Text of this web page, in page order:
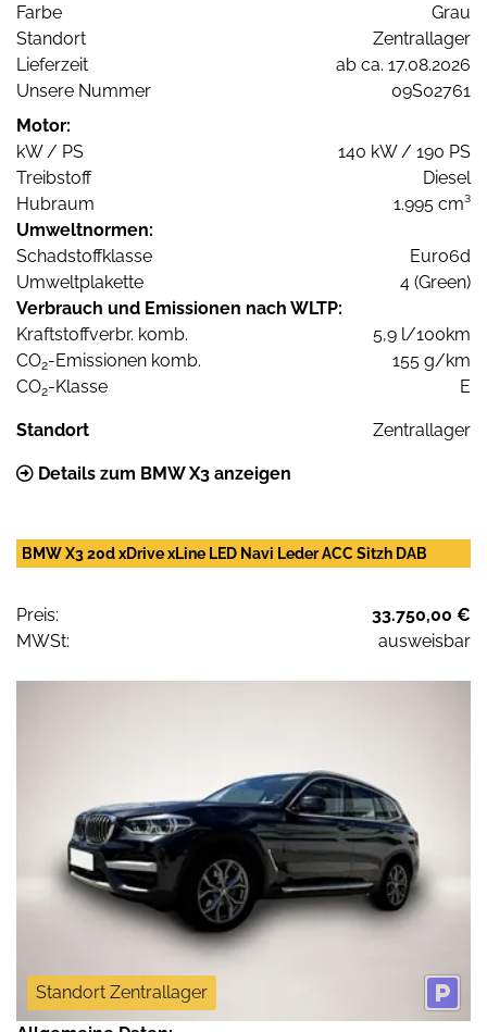
Farbe
Grau
Standort
Zentrallager
Lieferzeit
ab ca. 17.08.2026
Unsere Nummer
09S02761
Motor:
kW / PS
140 kW / 190 PS
Treibstoff
Diesel
Hubraum
1.995 cm³
Umweltnormen:
Schadstoffklasse
Euro6d
Umweltplakette
4 (Green)
Verbrauch und Emissionen nach WLTP:
Kraftstoffverbr. komb.
5,9 l/100km
CO2-Emissionen komb.
155 g/km
CO2-Klasse E
Standort Zentrallager
Details zum BMW X3 anzeigen
BMW X3 20d xDrive xLine LED Navi Leder ACC Sitzh DAB
Preis:
33.750,00 €
MWSt:
ausweisbar
Standort Zentrallager